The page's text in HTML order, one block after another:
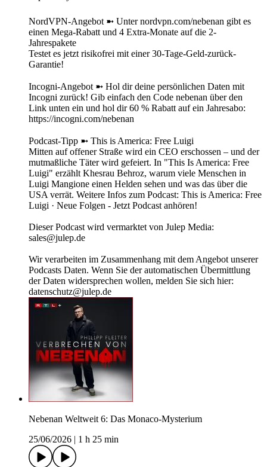
NordVPN-Angebot ➼ Unter nordvpn.com/nebenan gibt es
einen Mega-Rabatt und 4 Extra-Monate auf die 2-
Jahrespakete
Testet es jetzt risikofrei mit einer 30-Tage-Geld-zurück-
Garantie!
Incogni-Angebot ➼ Hol dir deine persönlichen Daten mit
Incogni zurück! Gib einfach den Code nebenan über den
Link unten ein und hol dir 60 % Rabatt auf ein Jahresabo:
https://incogni.com/nebenan
Podcast-Tipp ➼ This is America: Free Luigi
Mitten auf offener Straße wird ein CEO erschossen – und der
mutmaßliche Täter wird gefeiert. In "This Is America: Free
Luigi" erzählt Khesrau Behroz, warum viele Menschen in
Luigi Mangione einen Helden sehen und was das über die
USA verrät. Weitere Infos zum Podcast: This is America: Free
Luigi · Neue Folgen - Jetzt Podcast anhören!
Dieser Podcast wird vermarktet von Julep Media:
sales@julep.de
Wir verarbeiten im Zusammenhang mit dem Angebot unserer
Podcasts Daten. Wenn Sie der automatischen Übermittlung
der Daten widersprechen wollen, melden Sie sich hier:
datenschutz@julep.de
Nebenan Weltweit 6: Das Monaco-Mysterium
25/06/2026
1 h 25 min